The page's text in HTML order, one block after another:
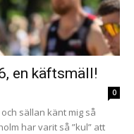
en käftsmäll!
0
sällan känt mig så
har varit så ”kul” att